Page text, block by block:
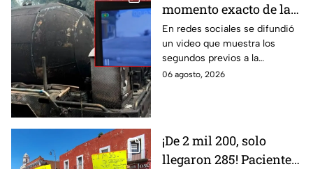
momento exacto de la
explosión de pipa de
gas en Cuernavaca,
Morelos
En redes sociales se difundió
un video que muestra los
segundos previos a la
explosión de una pipa de gas
06 agosto, 2026
¡De 2 mil 200, solo
llegaron 285! Pacientes